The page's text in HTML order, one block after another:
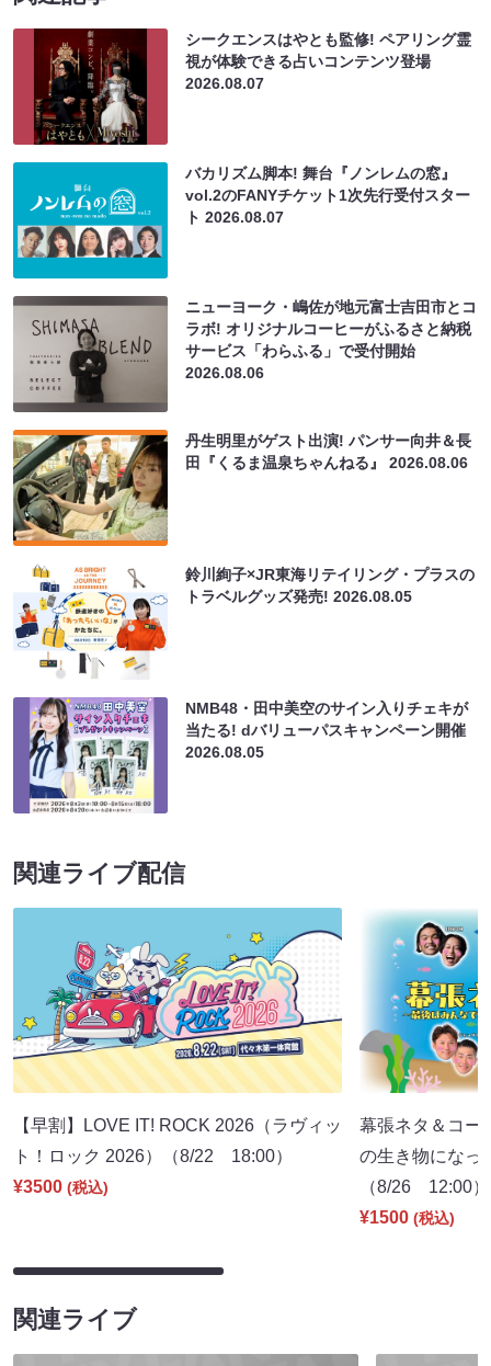
シークエンスはやとも監修! ペアリング霊
視が体験できる占いコンテンツ登場
2026.08.07
バカリズム脚本! 舞台『ノンレムの窓』
vol.2のFANYチケット1次先行受付スター
ト2026.08.07
ニューヨーク・嶋佐が地元富士吉田市とコ
ラボ! オリジナルコーヒーがふるさと納税
サービス「わらふる」で受付開始
2026.08.06
丹生明里がゲスト出演! パンサー向井＆長
田『くるま温泉ちゃんねる』2026.08.06
鈴川絢子×JR東海リテイリング・プラスの
トラベルグッズ発売!2026.08.05
NMB48・田中美空のサイン入りチェキが
当たる! dバリューパスキャンペーン開催
2026.08.05
関連ライブ配信
【早割】LOVE IT! ROCK 2026（ラヴィッ
ト！ロック 2026）（8/22 18:00）
¥3500 (税込)
幕張ネタ＆コー
の生き物になっ
（8/26 12:00）
¥1500 (税込)
関連ライブ